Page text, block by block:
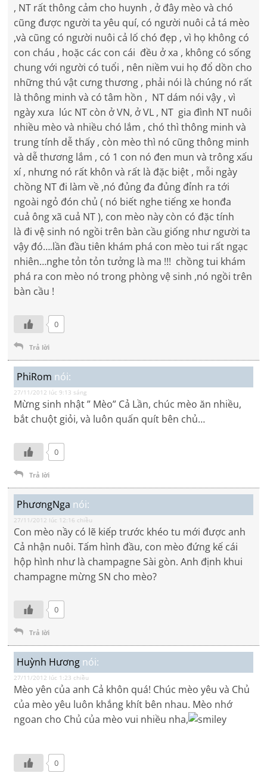
, NT rất thông cảm cho huynh , ở đây mèo và chó
cũng được người ta yêu quí, có người nuôi cả tá mèo
,và cũng có người nuôi cả lố chó đẹp , vì họ không có
con cháu , hoặc các con cái đều ở xa , không có sống
chung với người có tuổi , nên niềm vui họ đổ dồn cho
những thú vật cưng thương , phải nói là chúng nó rất
là thông minh và có tâm hồn , NT dám nói vậy , vì
ngày xưa lúc NT còn ở VN, ở VL , NT gia đình NT nuôi
nhiều mèo và nhiều chó lắm , chó thì thông minh và
trung tính dễ thấy , còn mèo thì nó cũng thông minh
và dễ thương lắm , có 1 con nó đen mun và trông xấu
xí , nhưng nó rất khôn và rất là đặc biệt , mỗi ngày
chồng NT đi làm về ,nó đủng đa đủng đỉnh ra tới
ngoài ngỏ đón chủ ( nó biết nghe tiếng xe honđa
cuả ông xã cuả NT ), con mèo này còn có đặc tính
là đi vệ sinh nó ngồi trên bàn cầu giống như người ta
vậy đó….lần đầu tiên khám phá con mèo tui rất ngạc
nhiên…nghe tỏn tỏn tưởng là ma !!! chồng tui khám
phá ra con mèo nó trong phòng vệ sinh ,nó ngồi trên
bàn cầu !
0
Trả lời
PhiRom nói:
27/11/2012 lúc 9:13 sáng
Mừng sinh nhật ” Mèo” Cả Lần, chúc mèo ăn nhiều,
bắt chuột giỏi, và luôn quấn quít bên chủ…
0
Trả lời
PhươngNga nói:
27/11/2012 lúc 12:16 chiều
Con mèo nầy có lẽ kiếp trước khéo tu mới được anh
Cả nhận nuôi. Tấm hình đầu, con mèo đứng kế cái
hộp hình như là champagne Sài gòn. Anh định khui
champagne mừng SN cho mèo?
0
Trả lời
Huỳnh Hương nói:
27/11/2012 lúc 1:23 chiều
Mèo yên của anh Cả khôn quá! Chúc mèo yêu và Chủ
của mèo yêu luôn khắng khít bên nhau. Mèo nhớ
ngoan cho Chủ của mèo vui nhiều nha,
0